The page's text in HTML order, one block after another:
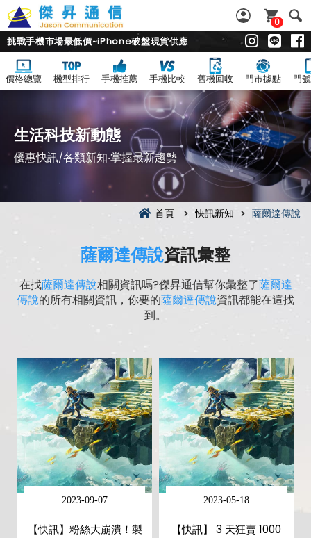
0
挑戰手機市場最低價~iPhone破盤現貨供應
價格總覽 機型排行 手機推薦 手機比較 舊機回收 門市據點 門
生活科技新動態
優惠快訊/各類新知‧掌握最新趨勢
首頁 快訊新知 薩爾達傳說
薩爾達傳說資訊彙整
在找薩爾達傳說相關資訊嗎?傑昇通信幫你彙整了薩爾達
傳說的所有相關資訊，你要的薩爾達傳說資訊都能在這找
到。
2023-09-07
【快訊】粉絲大崩潰！製
2023-05-18
【快訊】 3 天狂賣 1000